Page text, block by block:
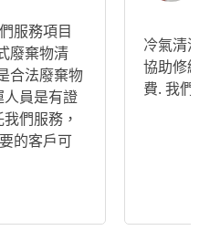
服務項目
廢棄物清
合法廢棄物
員是有證
們服務，
的客戶可
冷氣清洗
協助修繕
費. 我們